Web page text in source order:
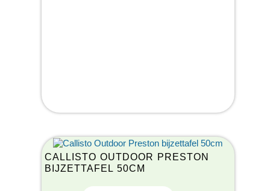
CALLISTO OUTDOOR PRESTON
BIJZETTAFEL 50CM